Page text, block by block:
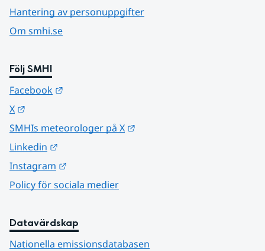
Hantering av personuppgifter
Om smhi.se
Följ SMHI
Facebook
X
SMHIs meteorologer på X
Linkedin
Instagram
Policy för sociala medier
Datavärdskap
Nationella emissionsdatabasen